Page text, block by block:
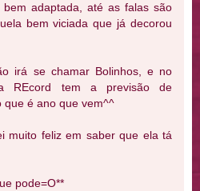
adaptada, até as falas são
bem viciada que já decorou
irá se chamar Bolinhos, e no
REcord tem a previsão de
que é ano que vem^^
muito feliz em saber que ela tá
pode=O**